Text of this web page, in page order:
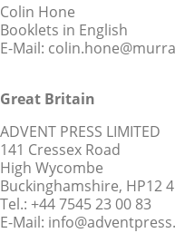
Colin Hone
Booklets in English
E-Mail:
Great Britain
ADVENT PRESS LIMITED
141 Cressex Road
High Wycombe
Buckinghamshire, HP12
Tel.: +44 7545 23 00 83
E-Mail: